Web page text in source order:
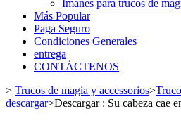
Imanes para trucos de
Más Popular
Paga Seguro
Condiciones Generales
entrega
CONTÁCTENOS
> Trucos de magia y accessorios>
descargar>Descargar : Su cabeza cae